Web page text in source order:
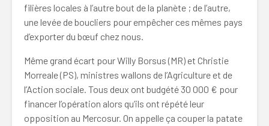
filières locales à l’autre bout de la planète ; de l’autre,
une levée de boucliers pour empêcher ces mêmes pays
d’exporter du bœuf chez nous.
Même grand écart pour Willy Borsus (MR) et Christie
Morreale (PS), ministres wallons de l’Agriculture et de
l’Action sociale. Tous deux ont budgété 30 000 € pour
financer l’opération alors qu’ils ont répété leur
opposition au Mercosur. On appelle ça couper la patate